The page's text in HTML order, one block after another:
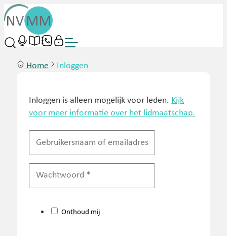
Home Inloggen
Inloggen is alleen mogelijk voor leden. Kijk
voor meer informatie over het lidmaatschap.
Onthoud mij